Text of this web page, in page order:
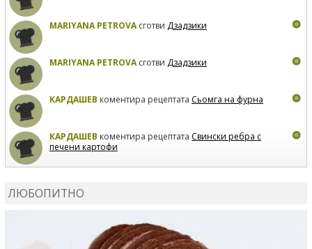
MARIYANA PETROVAсготви Дзадзики
MARIYANA PETROVAсготви Дзадзики
КАРДАШЕВ коментира рецептата Сьомга на фурна
КАРДАШЕВ коментира рецептата Свински ребра с
печени картофи
ЛЮБОПИТНО